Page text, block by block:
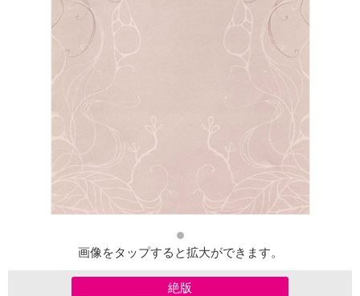
画像をタップすると拡大ができます。
絶版